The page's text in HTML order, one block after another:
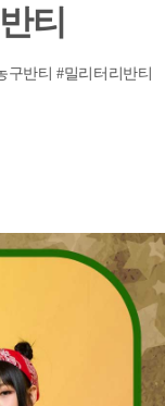
티
구반티 #밀리터리반티